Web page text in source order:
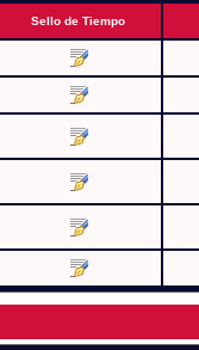
Sello de Tiempo